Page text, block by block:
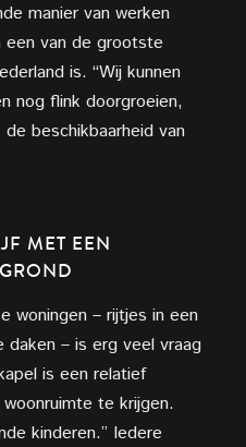
manier van werken
een van de grootste
is. “Wij kunnen
nog flink doorgroeien,
beschikbaarheid van
MET EEN
woningen – rijtjes in een
daken – is erg veel vraag
is een relatief
te krijgen.
kinderen.” Iedere